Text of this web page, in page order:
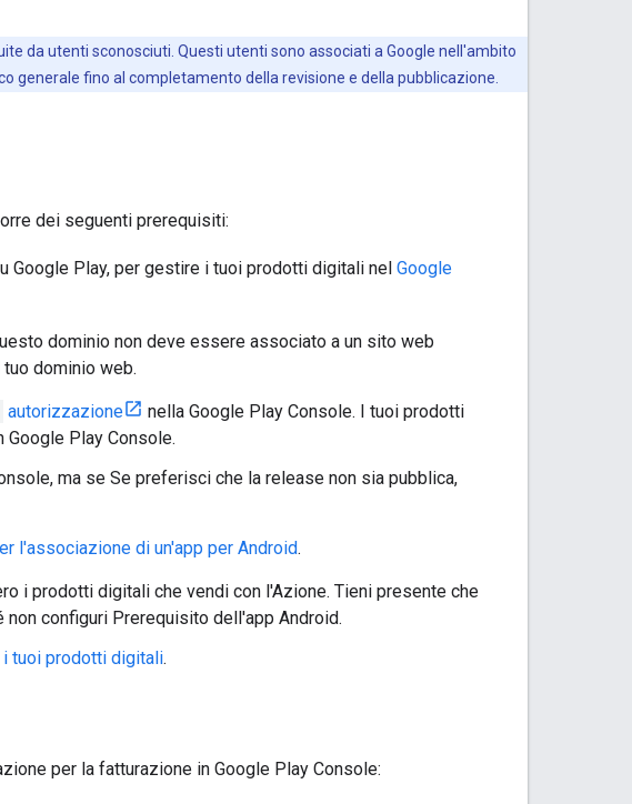
da utenti sconosciuti. Questi utenti sono associati a Google nell'ambito
generale fino al completamento della revisione e della pubblicazione.
dei seguenti prerequisiti:
Google Play, per gestire i tuoi prodotti digitali nel Google
dominio non deve essere associato a un sito web
dominio web.
autorizzazione
nella Google Play Console. I tuoi prodotti
Google Play Console.
ma se Se preferisci che la release non sia pubblica,
l'associazione di un'app per Android.
i prodotti digitali che vendi con l'Azione. Tieni presente che
configuri Prerequisito dell'app Android.
i tuoi prodotti digitali.
per la fatturazione in Google Play Console: